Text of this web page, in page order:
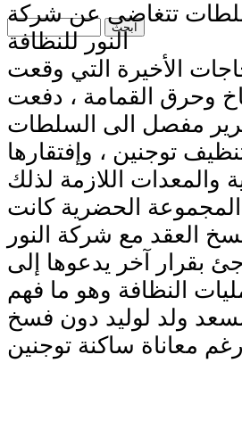
تتغاضى عن شركة
النور للنظافة
الأخيرة التي وقعت
وحرق القمامة ، دفعت
مفصل الى السلطات
توجنين ، وإفتقارها
الحضرية كانت
العقد مع شركة النور
بقرار آخر يدعوها إلى
النظافة وهو ما فهم
ولد لوليد دون فسخ